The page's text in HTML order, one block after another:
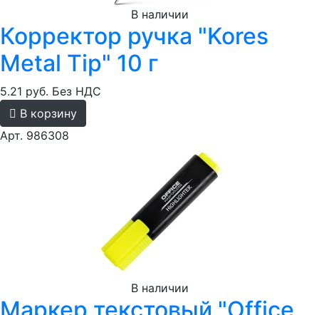
В наличии
Корректор ручка "Kores
Metal Tip" 10 г
5.21 руб. Без НДС
В корзину
Арт. 986308
В наличии